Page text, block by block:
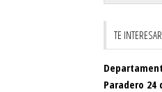
TE
Paradero 24